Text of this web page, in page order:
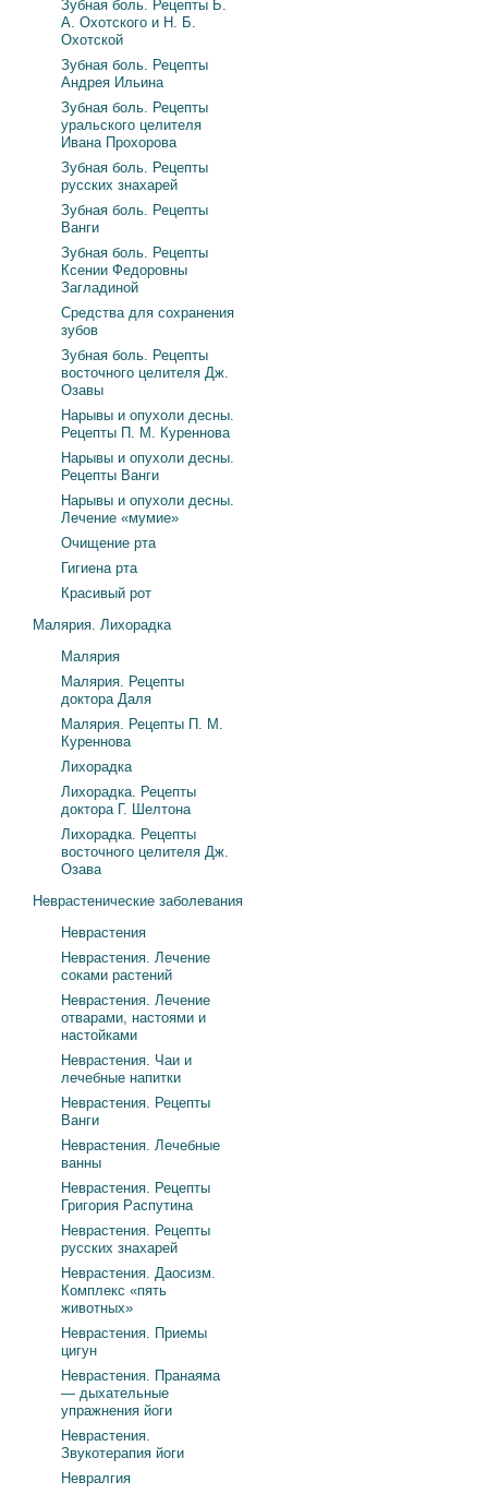
Зубная боль. Рецепты Б.
А. Охотского и Н. Б.
Охотской
Зубная боль. Рецепты
Андрея Ильина
Зубная боль. Рецепты
уральского целителя
Ивана Прохорова
Зубная боль. Рецепты
русских знахарей
Зубная боль. Рецепты
Ванги
Зубная боль. Рецепты
Ксении Федоровны
Загладиной
Средства для сохранения
зубов
Зубная боль. Рецепты
восточного целителя Дж.
Озавы
Нарывы и опухоли десны.
Рецепты П. М. Куреннова
Нарывы и опухоли десны.
Рецепты Ванги
Нарывы и опухоли десны.
Лечение «мумие»
Очищение рта
Гигиена рта
Красивый рот
Малярия. Лихорадка
Малярия
Малярия. Рецепты
доктора Даля
Малярия. Рецепты П. М.
Куреннова
Лихорадка
Лихорадка. Рецепты
доктора Г. Шелтона
Лихорадка. Рецепты
восточного целителя Дж.
Озава
Неврастенические заболевания
Неврастения
Неврастения. Лечение
соками растений
Неврастения. Лечение
отварами, настоями и
настойками
Неврастения. Чаи и
лечебные напитки
Неврастения. Рецепты
Ванги
Неврастения. Лечебные
ванны
Неврастения. Рецепты
Григория Распутина
Неврастения. Рецепты
русских знахарей
Неврастения. Даосизм.
Комплекс «пять
животных»
Неврастения. Приемы
цигун
Неврастения. Пранаяма
— дыхательные
упражнения йоги
Неврастения.
Звукотерапия йоги
Невралгия